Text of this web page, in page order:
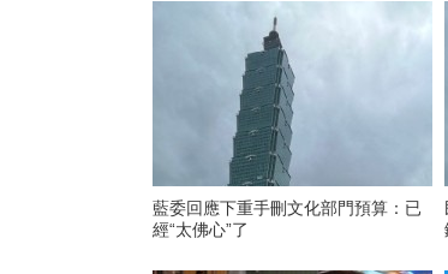
藍委回應下重手刪文化部門預算：已
經“太佛心”了